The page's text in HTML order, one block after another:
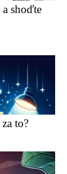
shoďte
to?